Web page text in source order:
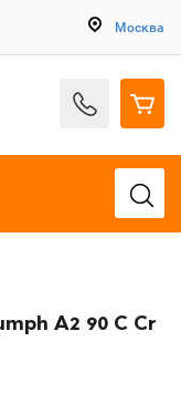
Москва
A2 90 C Cr